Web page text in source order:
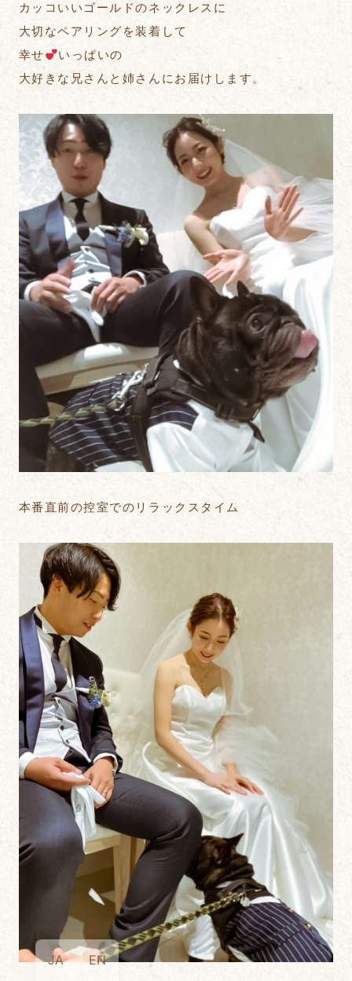
カッコいいゴールドのネックレスに
大切なペアリングを装着して
幸せ
いっぱいの
大好きな兄さんと姉さんにお届けします。
本番直前の控室でのリラックスタイム
JA EN